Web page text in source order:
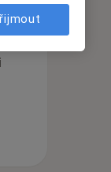
10 Srpen